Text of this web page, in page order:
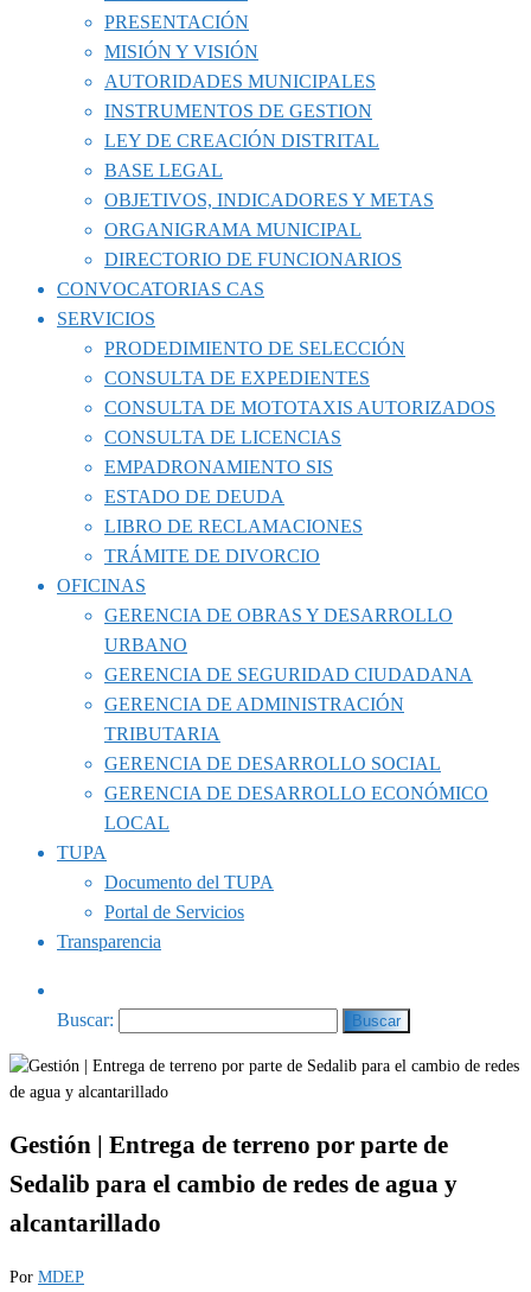
PRESENTACIÓN
MISIÓN Y VISIÓN
AUTORIDADES MUNICIPALES
INSTRUMENTOS DE GESTION
LEY DE CREACIÓN DISTRITAL
BASE LEGAL
OBJETIVOS, INDICADORES Y METAS
ORGANIGRAMA MUNICIPAL
DIRECTORIO DE FUNCIONARIOS
CONVOCATORIAS CAS
SERVICIOS
PRODEDIMIENTO DE SELECCIÓN
CONSULTA DE EXPEDIENTES
CONSULTA DE MOTOTAXIS AUTORIZADOS
CONSULTA DE LICENCIAS
EMPADRONAMIENTO SIS
ESTADO DE DEUDA
LIBRO DE RECLAMACIONES
TRÁMITE DE DIVORCIO
OFICINAS
GERENCIA DE OBRAS Y DESARROLLO
URBANO
GERENCIA DE SEGURIDAD CIUDADANA
GERENCIA DE ADMINISTRACIÓN
TRIBUTARIA
GERENCIA DE DESARROLLO SOCIAL
GERENCIA DE DESARROLLO ECONÓMICO
LOCAL
TUPA
Documento del TUPA
Portal de Servicios
Transparencia
Buscar:
Gestión | Entrega de terreno por parte de
Sedalib para el cambio de redes de agua y
alcantarillado
Por MDEP